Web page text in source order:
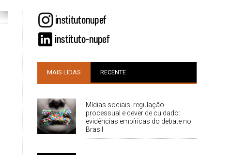
MAIS LIDAS RECENTE
Mídias sociais, regulação
processual e dever de cuidado:
evidências empíricas do debate no
Brasil